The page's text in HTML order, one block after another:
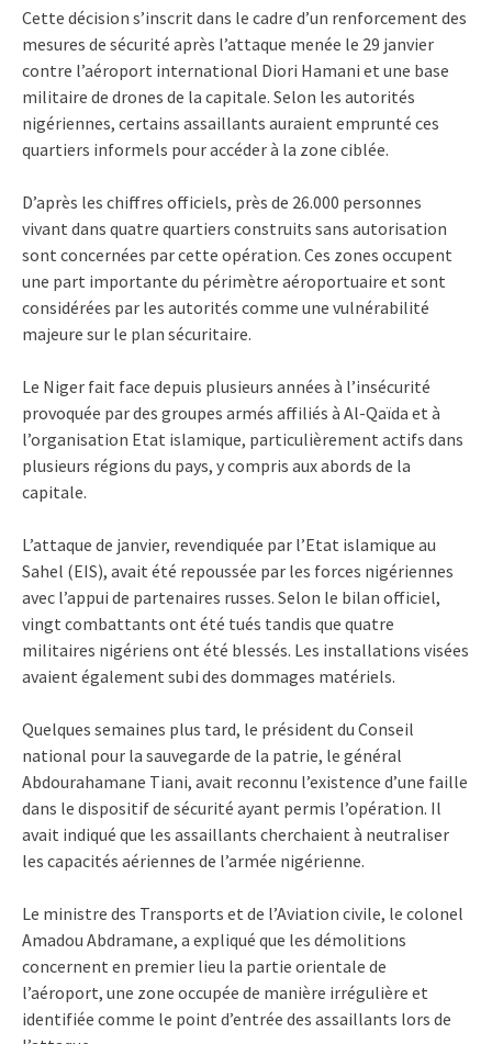
Cette décision s’inscrit dans le cadre d’un renforcement des
mesures de sécurité après l’attaque menée le 29 janvier
contre l’aéroport international Diori Hamani et une base
militaire de drones de la capitale. Selon les autorités
nigériennes, certains assaillants auraient emprunté ces
quartiers informels pour accéder à la zone ciblée.
D’après les chiffres officiels, près de 26.000 personnes
vivant dans quatre quartiers construits sans autorisation
sont concernées par cette opération. Ces zones occupent
une part importante du périmètre aéroportuaire et sont
considérées par les autorités comme une vulnérabilité
majeure sur le plan sécuritaire.
Le Niger fait face depuis plusieurs années à l’insécurité
provoquée par des groupes armés affiliés à Al-Qaïda et à
l’organisation Etat islamique, particulièrement actifs dans
plusieurs régions du pays, y compris aux abords de la
capitale.
L’attaque de janvier, revendiquée par l’Etat islamique au
Sahel (EIS), avait été repoussée par les forces nigériennes
avec l’appui de partenaires russes. Selon le bilan officiel,
vingt combattants ont été tués tandis que quatre
militaires nigériens ont été blessés. Les installations visées
avaient également subi des dommages matériels.
Quelques semaines plus tard, le président du Conseil
national pour la sauvegarde de la patrie, le général
Abdourahamane Tiani, avait reconnu l’existence d’une faille
dans le dispositif de sécurité ayant permis l’opération. Il
avait indiqué que les assaillants cherchaient à neutraliser
les capacités aériennes de l’armée nigérienne.
Le ministre des Transports et de l’Aviation civile, le colonel
Amadou Abdramane, a expliqué que les démolitions
concernent en premier lieu la partie orientale de
l’aéroport, une zone occupée de manière irrégulière et
identifiée comme le point d’entrée des assaillants lors de